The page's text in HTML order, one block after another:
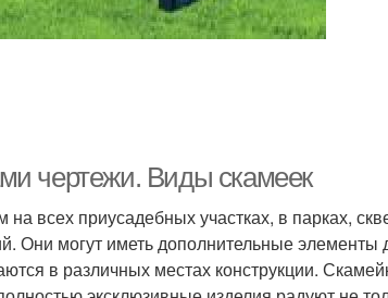
чертежи. Виды скамеек
всех приусадебных участках, в парках,
Они могут иметь дополнительные элементы
в различных местах конструкции.